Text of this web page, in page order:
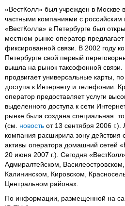
«ВестКолл» был учрежден в Москве
частными компаниями с
«ВестКолла» в Петербурге был
местном рынке оператор
фиксированной связи. В 2002 году
Петербурге свой первый
вышла на рынок таксофонной
продвигает универсальные карты,
доступа к Интернету и телефонии.
оператор предоставляет услуги
выделенного доступа к сети
рынке была создана специальная
(см. новость от 13 сентября 2006
компания расширила зону действия
активы оператора домашний сетей
20 июня 2007 г.). Сегодня
Адмиралтейском,
Калининском, Кировском,
Центральном районах.
По информации, размещенной на